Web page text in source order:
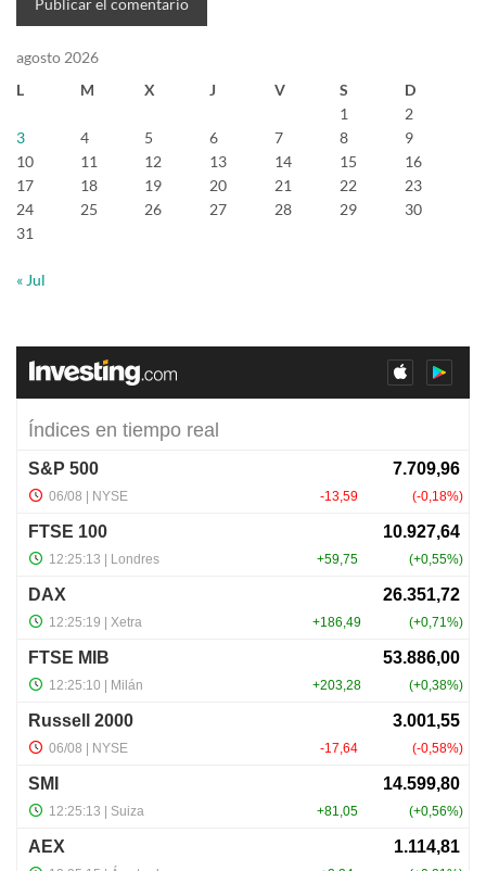
agosto 2026
L
M X J V S
D
1
2
3
4 5 6 7 8
9
10
11 12 13 14 15
16
17
18 19 20 21 22
23
24
25 26 27 28 29
30
31
« Jul